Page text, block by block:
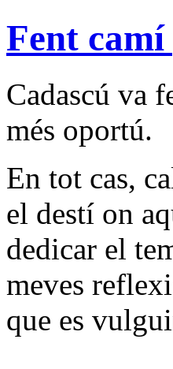
Fent
Cadascú va
més oportú.
En tot cas,
el destí on
dedicar el
meves
que es